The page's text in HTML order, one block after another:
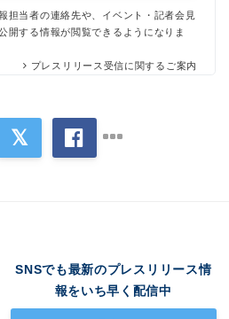
担当者の連絡先や、イベント・記者会見
開する情報が閲覧できるようになりま
プレスリリース受信に関するご案内
SNSでも最新のプレスリリース情
報をいち早く配信中